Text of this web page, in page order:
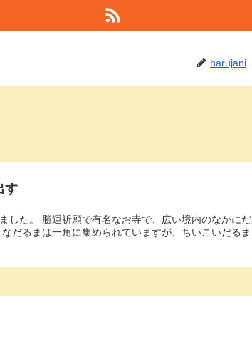
harujani
す
した。 勝運祈願で有名なお寺で、広い境内のなかにだ
だるまは一角に集められていますが、ちいこいだるま